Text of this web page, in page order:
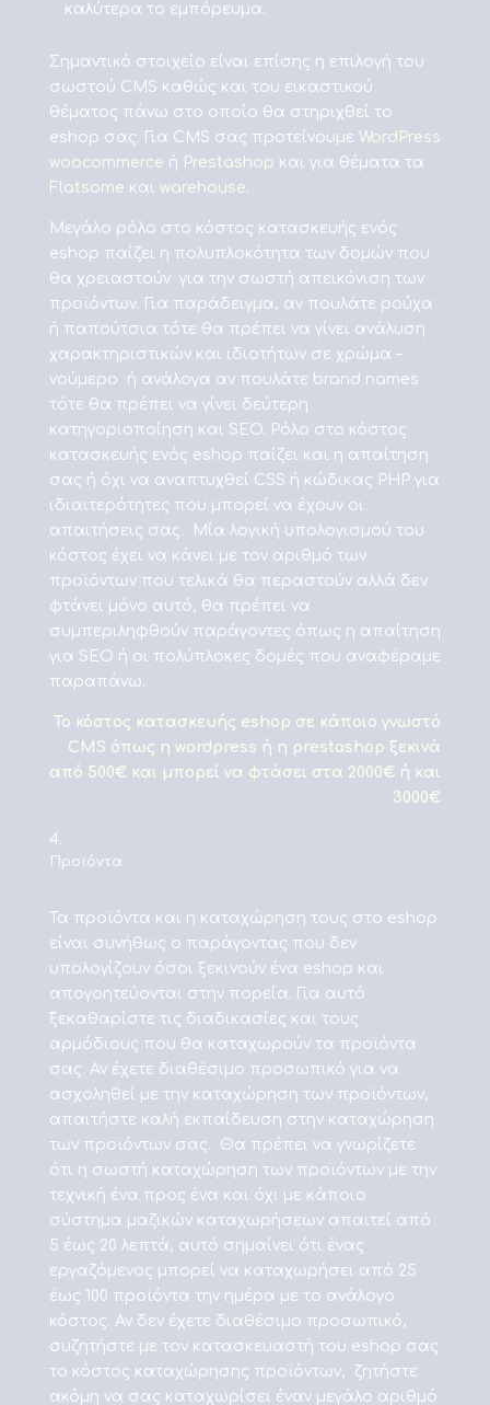
καλύτερα το εμπόρευμα.
Σημαντικό στοιχείο είναι επίσης η επιλογή του
σωστού CMS καθώς και του εικαστικού
θέματος πάνω στο οποίο θα στηριχθεί το
eshop σας. Για CMS σας προτείνουμε WordPress
woocommerce ή Prestashop και για θέματα τα
Flatsome και warehouse.
Μεγάλο ρόλο στο κόστος κατασκευής ενός
eshop παίζει η πολυπλοκότητα των δομών που
θα χρειαστούν για την σωστή απεικόνιση των
προϊόντων. Για παράδειγμα, αν πουλάτε ρούχα
ή παπούτσια τότε θα πρέπει να γίνει ανάλυση
χαρακτηριστικών και ιδιοτήτων σε χρώμα –
νούμερο ή ανάλογα αν πουλάτε brand names
τότε θα πρέπει να γίνει δεύτερη
κατηγοριοποίηση και SEO. Ρόλο στο κόστος
κατασκευής ενός eshop παίζει και η απαίτηση
σας ή όχι να αναπτυχθεί CSS ή κώδικας PHP για
ιδιαιτερότητες που μπορεί να έχουν οι
απαιτήσεις σας. Μία λογική υπολογισμού του
κόστος έχει να κάνει με τον αριθμό των
προϊόντων που τελικά θα περαστούν αλλά δεν
φτάνει μόνο αυτό, θα πρέπει να
συμπεριληφθούν παράγοντες όπως η απαίτηση
για SEO ή οι πολύπλοκες δομές που αναφέραμε
παραπάνω.
To κόστος κατασκευής eshop σε κάποιο γνωστό
CMS όπως η wordpress ή η prestashop ξεκινά
από 500€ και μπορεί να φτάσει στα 2000€ ή και
3000€
Προϊόντα
Τα προϊόντα και η καταχώρηση τους στο eshop
είναι συνήθως ο παράγοντας που δεν
υπολογίζουν όσοι ξεκινούν ένα eshop και
απογοητεύονται στην πορεία. Για αυτό
ξεκαθαρίστε τις διαδικασίες και τους
αρμόδιους που θα καταχωρούν τα προϊόντα
σας. Αν έχετε διαθέσιμο προσωπικό για να
ασχοληθεί με την καταχώρηση των προϊόντων,
απαιτήστε καλή εκπαίδευση στην καταχώρηση
των προϊόντων σας. Θα πρέπει να γνωρίζετε
ότι η σωστή καταχώρηση των προϊόντων με την
τεχνική ένα προς ένα και όχι με κάποιο
σύστημα μαζικών καταχωρήσεων απαιτεί από
5 έως 20 λεπτά, αυτό σημαίνει ότι ένας
εργαζόμενος μπορεί να καταχωρήσει από 25
έως 100 προϊόντα την ημέρα με το ανάλογο
κόστος. Αν δεν έχετε διαθέσιμο προσωπικό,
συζητήστε με τον κατασκευαστή του eshop σας
το κόστος καταχώρησης προϊόντων, ζητήστε
ακόμη να σας καταχωρίσει έναν μεγάλο αριθμό